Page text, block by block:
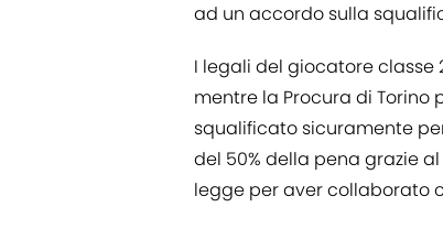
ad un accordo sulla
I legali del giocatore classe
mentre la Procura di
squalificato sicuramente
del 50% della pena grazie
legge per aver collaborato